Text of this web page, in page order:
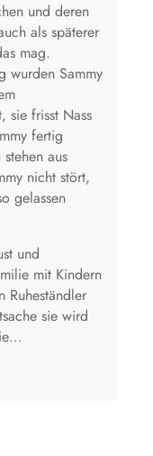
und deren
als späterer
mag.
wurden Sammy
sie frisst Nass
fertig
aus
nicht stört,
gelassen
und
mit Kindern
Ruheständler
sie wird